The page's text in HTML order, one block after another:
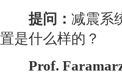
提问： 减震系
置是什么样的？
Prof.